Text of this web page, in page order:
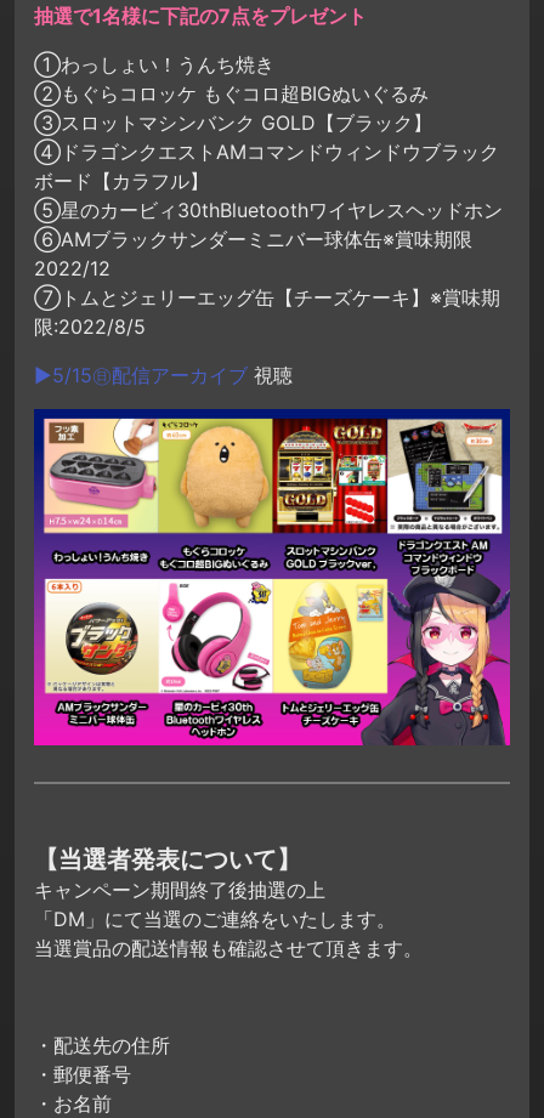
抽選で1名様に下記の7点をプレゼント
①わっしょい！うんち焼き
②もぐらコロッケ もぐコロ超BIGぬいぐるみ
③スロットマシンバンク GOLD【ブラック】
④ドラゴンクエストAMコマンドウィンドウブラック
ボード【カラフル】
⑤星のカービィ30thBluetoothワイヤレスヘッドホン
⑥AMブラックサンダーミニバー球体缶※賞味期限
2022/12
⑦トムとジェリーエッグ缶【チーズケーキ】※賞味期
限:2022/8/5
▶5/15㊐配信アーカイブ 視聴
【当選者発表について】
キャンペーン期間終了後抽選の上
「DM」にて当選のご連絡をいたします。
当選賞品の配送情報も確認させて頂きます。
・配送先の住所
・郵便番号
・お名前